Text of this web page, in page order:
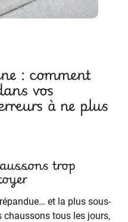
: comment
vos
à ne plus
trop
et la plus sous-
chaussons tous les jours,